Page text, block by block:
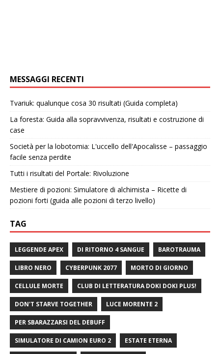
MESSAGGI RECENTI
Tvariuk: qualunque cosa 30 risultati (Guida completa)
La foresta: Guida alla sopravvivenza, risultati e costruzione di
case
Società per la lobotomia: L'uccello dell'Apocalisse – passaggio
facile senza perdite
Tutti i risultati del Portale: Rivoluzione
Mestiere di pozioni: Simulatore di alchimista – Ricette di
pozioni forti (guida alle pozioni di terzo livello)
TAG
LEGGENDE APEX DI RITORNO 4 SANGUE BAROTRAUMA
LIBRO NERO CYBERPUNK 2077 MORTO DI GIORNO
CELLULE MORTE CLUB DI LETTERATURA DOKI DOKI PLUS!
DON'T STARVE TOGETHER LUCE MORENTE 2
PER SBARAZZARSI DEL DEBUFF
SIMULATORE DI CAMION EURO 2 ESTATE ETERNA